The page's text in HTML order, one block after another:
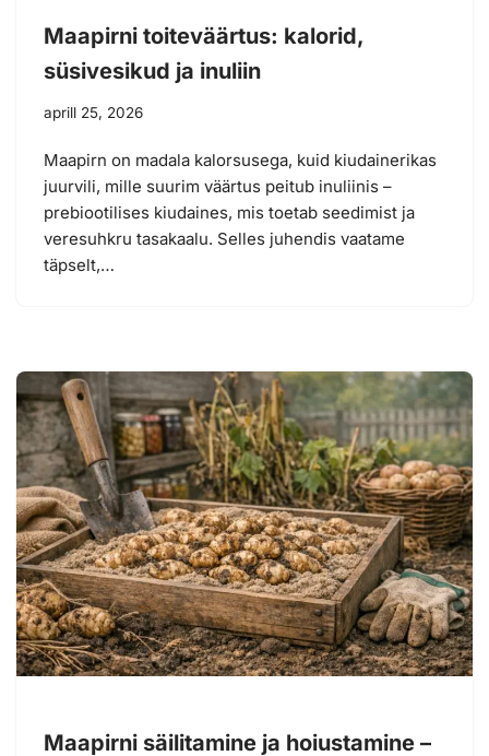
Maapirni toiteväärtus: kalorid,
süsivesikud ja inuliin
aprill 25, 2026
Maapirn on madala kalorsusega, kuid kiudainerikas
juurvili, mille suurim väärtus peitub inuliinis –
prebiootilises kiudaines, mis toetab seedimist ja
veresuhkru tasakaalu. Selles juhendis vaatame
täpselt,…
Maapirni säilitamine ja hoiustamine –